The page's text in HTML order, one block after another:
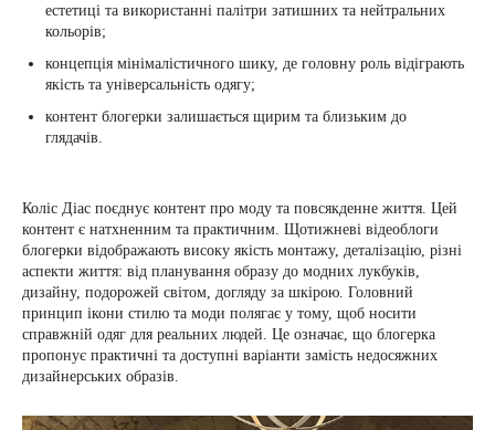
естетиці та використанні палітри затишних та нейтральних
кольорів;
концепція мінімалістичного шику, де головну роль відіграють
якість та універсальність одягу;
контент блогерки залишається щирим та близьким до
глядачів.
Коліс Діас поєднує контент про моду та повсякденне життя. Цей
контент є натхненним та практичним. Щотижневі відеоблоги
блогерки відображають високу якість монтажу, деталізацію, різні
аспекти життя: від планування образу до модних лукбуків,
дизайну, подорожей світом, догляду за шкірою. Головний
принцип ікони стилю та моди полягає у тому, щоб носити
справжній одяг для реальних людей. Це означає, що блогерка
пропонує практичні та доступні варіанти замість недосяжних
дизайнерських образів.